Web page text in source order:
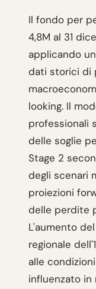
Il fondo per
4,8M al 31
applicando
dati storici di
looking. Il
professionali
delle soglie
Stage 2
degli scenari
proiezioni
delle perdite
L'aumento
regionale
alle
influenzato in